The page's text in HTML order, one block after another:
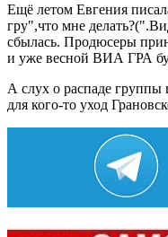
Ещё летом Евгения
гру",что мне
сбылась. Продюсеры
и уже весной ВИА ГРА
А слух о распаде группы
для кого-то уход